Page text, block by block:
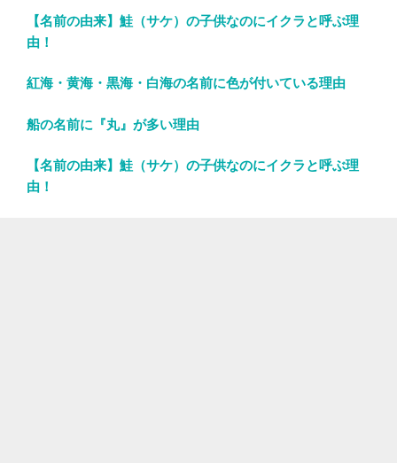
【名前の由来】鮭（サケ）の子供なのにイクラと呼ぶ理
由！
紅海・黄海・黒海・白海の名前に色が付いている理由
船の名前に『丸』が多い理由
【名前の由来】鮭（サケ）の子供なのにイクラと呼ぶ理
由！